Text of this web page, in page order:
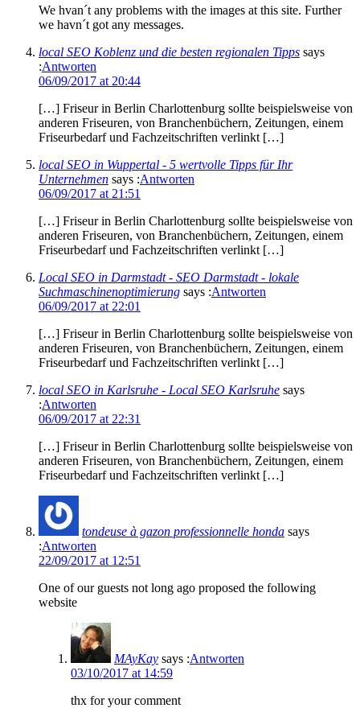
We hvan´t any problems with the images at this site. Further
we havn´t got any messages.
local SEO Koblenz und die besten regionalen Tipps says
:Antworten
06/09/2017 at 20:44
[…] Friseur in Berlin Charlottenburg sollte beispielsweise von
anderen Friseuren, von Branchenbüchern, Zeitungen, einem
Friseurbedarf und Fachzeitschriften verlinkt […]
local SEO in Wuppertal - 5 wertvolle Tipps für Ihr
Unternehmen says :Antworten
06/09/2017 at 21:51
[…] Friseur in Berlin Charlottenburg sollte beispielsweise von
anderen Friseuren, von Branchenbüchern, Zeitungen, einem
Friseurbedarf und Fachzeitschriften verlinkt […]
Local SEO in Darmstadt - SEO Darmstadt - lokale
Suchmaschinenoptimierung says :Antworten
06/09/2017 at 22:01
[…] Friseur in Berlin Charlottenburg sollte beispielsweise von
anderen Friseuren, von Branchenbüchern, Zeitungen, einem
Friseurbedarf und Fachzeitschriften verlinkt […]
local SEO in Karlsruhe - Local SEO Karlsruhe says
:Antworten
06/09/2017 at 22:31
[…] Friseur in Berlin Charlottenburg sollte beispielsweise von
anderen Friseuren, von Branchenbüchern, Zeitungen, einem
Friseurbedarf und Fachzeitschriften verlinkt […]
tondeuse à gazon professionnelle honda says
:Antworten
22/09/2017 at 12:51
One of our guests not long ago proposed the following
website
MAyKay says :Antworten
03/10/2017 at 14:59
thx for your comment